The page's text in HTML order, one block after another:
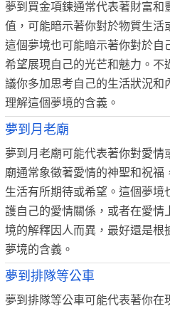
夢到買金項鍊通常代表著財富和
值，可能暗示著你對於物質生活
這個夢境也可能暗示著你對於自
希望展現自己的光芒和魅力。不
議你多加思考自己的生活狀況和
理解這個夢境的含義。
夢到月老廟
夢到月老廟可能代表著你對愛
廟通常象徵著愛情的神聖和祝
生活有所期待或希望。這個夢境
護自己的愛情關係，或者在愛情
境的解釋因人而異，最好還是根
夢境的含義。
夢到排隊等公車
夢到排隊等公車可能代表著你在